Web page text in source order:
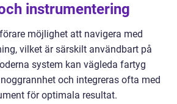
instrumentering
möjlighet att navigera med
vilket är särskilt användbart på
system kan vägleda fartyg
och integreras ofta med
för optimala resultat.